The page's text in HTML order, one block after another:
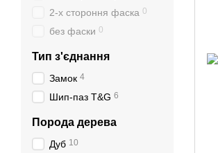
2-х стороння фаска 0
без фаски 0
Тип з'єднання
Замок 4
Шип-паз T&G 6
Порода дерева
Дуб 10